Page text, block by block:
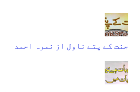
جنت کے پتے ناول از نمرہ احمد